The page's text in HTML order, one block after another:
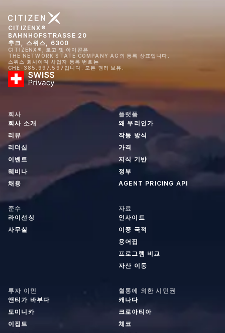
CITIZENX®
BAHNHOFSTRASSE 20
추크, 스위스, 6300
CITIZENX®, 로고 및 아이콘은
THE NETWORK STATE COMPANY AG의 등록 상표입니다.
스위스 회사이며 사업자 등록 번호는
CHE-385.997.597입니다. 모든 권리 보유.
회사
회사 소개
리뷰
리더십
이벤트
웨비나
채용
플랫폼
왜 우리인가
작동 방식
가격
지식 기반
정부
AGENT PRICING API
준수
라이선싱
사무실
자료
인사이트
이중 국적
용어집
프로그램 비교
자산 이동
투자 이민
앤티가 바부다
도미니카
이집트
혈통에 의한 시민권
캐나다
크로아티아
체코